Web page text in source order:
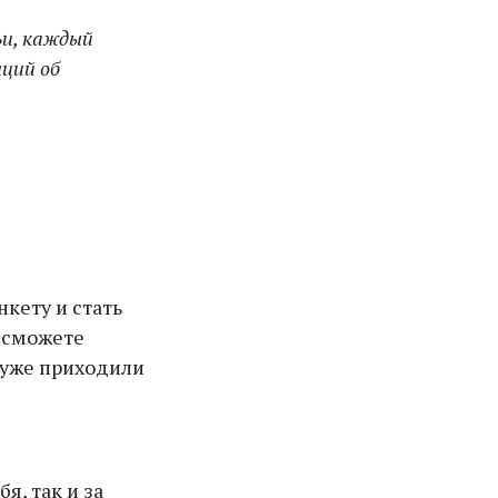
каждый
об
и стать
приходили
так и за